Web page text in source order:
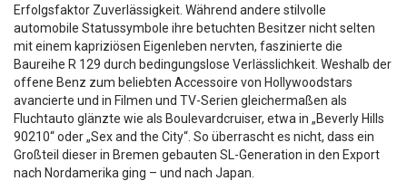
Erfolgsfaktor Zuverlässigkeit. Während andere stilvolle
automobile Statussymbole ihre betuchten Besitzer nicht selten
mit einem kapriziösen Eigenleben nervten, faszinierte die
Baureihe R 129 durch bedingungslose Verlässlichkeit. Weshalb der
offene Benz zum beliebten Accessoire von Hollywoodstars
avancierte und in Filmen und TV-Serien gleichermaßen als
Fluchtauto glänzte wie als Boulevardcruiser, etwa in „Beverly Hills
90210“ oder „Sex and the City“. So überrascht es nicht, dass ein
Großteil dieser in Bremen gebauten SL-Generation in den Export
nach Nordamerika ging – und nach Japan.